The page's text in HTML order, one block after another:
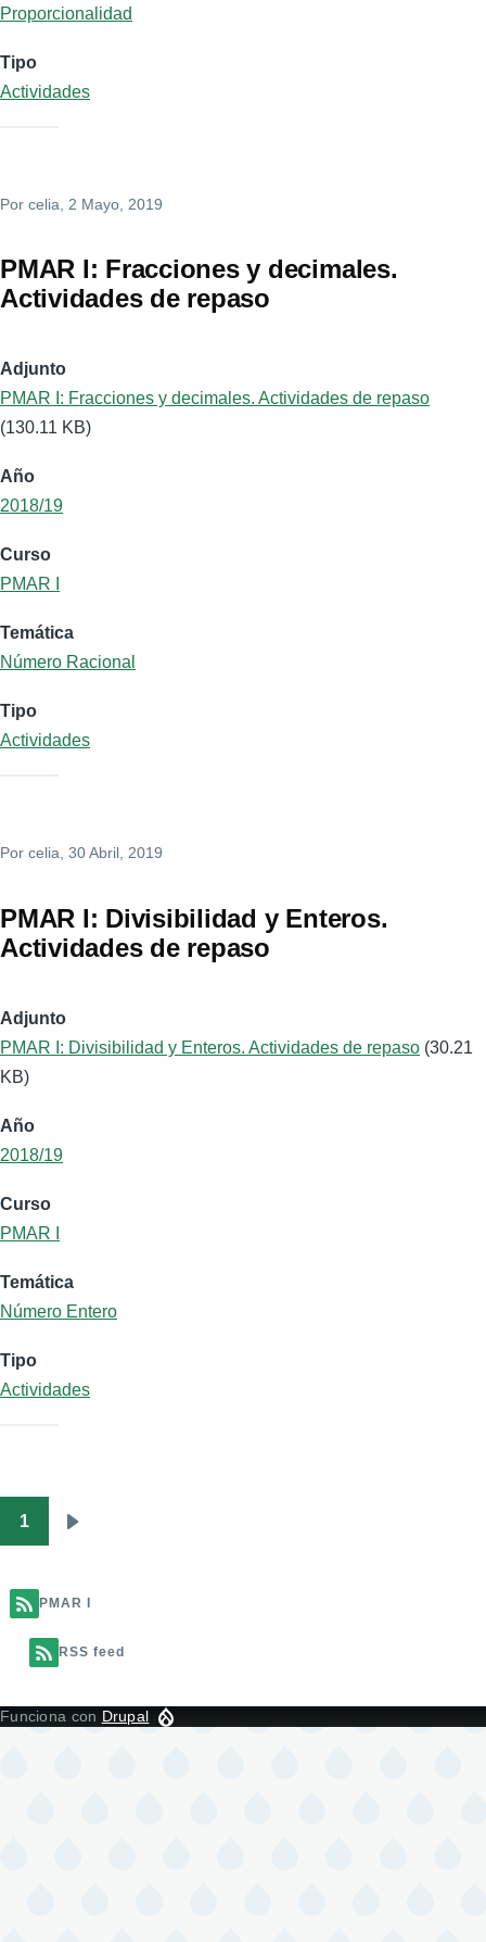
Proporcionalidad
Tipo
Actividades
Por celia , 2 Mayo, 2019
PMAR I: Fracciones y decimales.
Actividades de repaso
Adjunto
PMAR I: Fracciones y decimales. Actividades de repaso
(130.11 KB)
Año
2018/19
Curso
PMAR I
Temática
Número Racional
Tipo
Actividades
Por celia, 30 Abril, 2019
PMAR I: Divisibilidad y Enteros.
Actividades de repaso
Adjunto
PMAR I: Divisibilidad y Enteros. Actividades de repaso (30.21
KB)
Año
2018/19
Curso
PMAR I
Temática
Número Entero
Tipo
Actividades
Paginación
1
PMAR I
RSS feed
Funciona con Drupal